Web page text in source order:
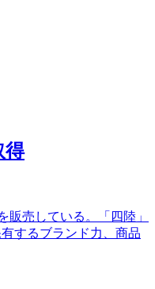
得
売している。「四陸」
するブランド力、商品